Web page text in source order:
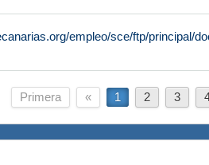
empleo/sce/ftp/principal/
Primera « 1 2 3